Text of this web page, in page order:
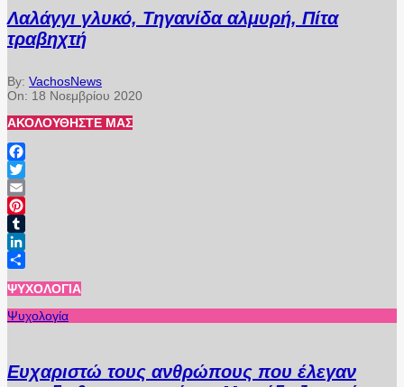
Λαλάγγι γλυκό, Τηγανίδα αλμυρή, Πίτα
τραβηχτή
By: VachosNews
On: 18 Νοεμβρίου 2020
ΑΚΟΛΟΥΘΉΣΤΕ ΜΑΣ
Facebook
Twitter
Email
Pinterest
Tumblr
LinkedIn
ΨΥΧΟΛΟΓΊΑ
Ψυχολογία
Ευχαριστώ τους ανθρώπους που έλεγαν